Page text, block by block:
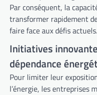
Par conséquent, la
transformer rapidement
faire face aux défis actuels.
Initiatives
dépendance
Pour limiter leur
l’énergie, les entreprises